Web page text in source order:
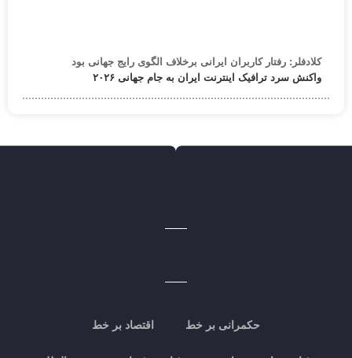
کلادفلر: رفتار کاربران ایرانی برخلاف الگوی رایج جهانی بود
واکنش سرد ترافیک اینترنت ایران به جام جهانی ۲۰۲۶
حکمرانی بر خط اقتصاد بر خط